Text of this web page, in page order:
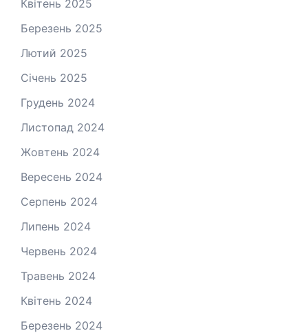
Квітень 2025
Березень 2025
Лютий 2025
Січень 2025
Грудень 2024
Листопад 2024
Жовтень 2024
Вересень 2024
Серпень 2024
Липень 2024
Червень 2024
Травень 2024
Квітень 2024
Березень 2024